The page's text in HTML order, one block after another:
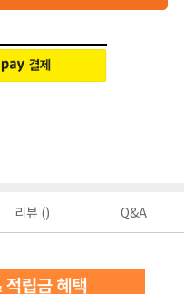
리뷰 () Q&A